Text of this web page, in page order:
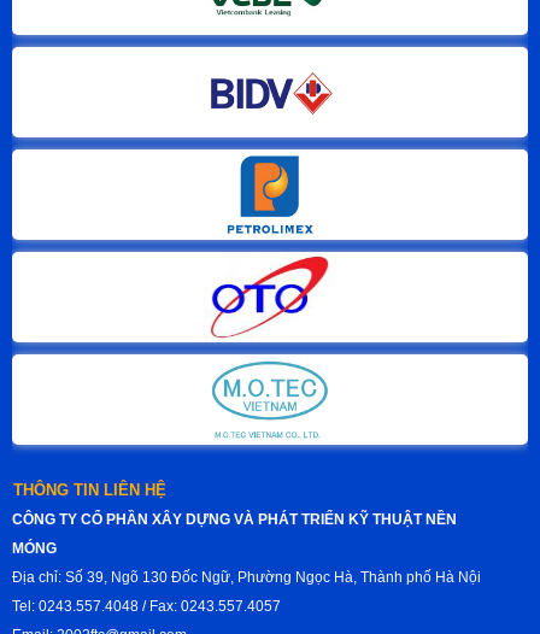
THÔNG TIN LIÊN HỆ
CÔNG TY CỔ PHẦN XÂY DỰNG VÀ PHÁT TRIỂN KỸ THUẬT NỀN
MÓNG
Địa chỉ: Số 39, Ngõ 130 Đốc Ngữ, Phường Ngọc Hà, Thành phố Hà Nội
Tel: 0243.557.4048 / Fax: 0243.557.4057